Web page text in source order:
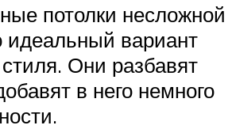
потолки несложной
вариант
Они разбавят
в него немного